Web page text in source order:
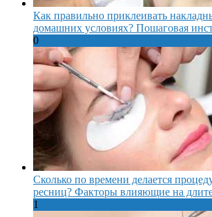
Как правильно приклеивать
домашних условиях? Пошаговая
0
Сколько по времени делается
ресниц? Факторы влияющие на
1